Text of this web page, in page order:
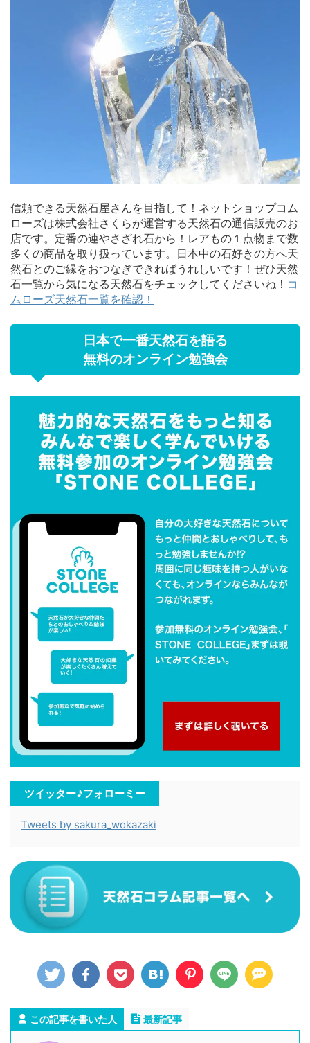
信頼できる天然石屋さんを目指して！ネットショップコム
ローズは株式会社さくらが運営する天然石の通信販売のお
店です。定番の連やさざれ石から！レアもの１点物まで数
多くの商品を取り扱っています。日本中の石好きの方へ天
然石とのご縁をおつなぎできればうれしいです！ぜひ天然
石一覧から気になる天然石をチェックしてくださいね！ コ
ムローズ天然石一覧を確認！
日本で一番天然石を語る
無料のオンライン勉強会
ツイッター♪フォローミー
Tweets by sakura_wokazaki
この記事を書いた人 最新記事